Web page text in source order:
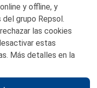
y offline, y
grupo Repsol.
las cookies
estas
Más detalles en la